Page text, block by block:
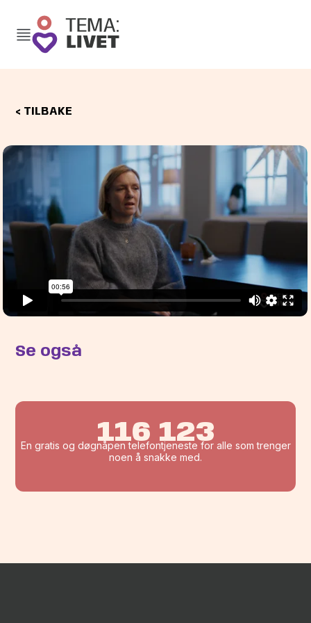
< TILBAKE
Se også
116 123
En gratis og døgnåpen telefontjeneste for alle som trenger
noen å snakke med.